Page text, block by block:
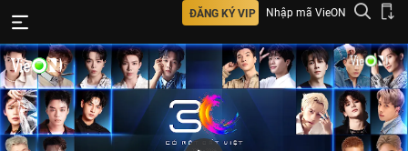
ĐĂNG KÝ VIP Nhập mã VieON